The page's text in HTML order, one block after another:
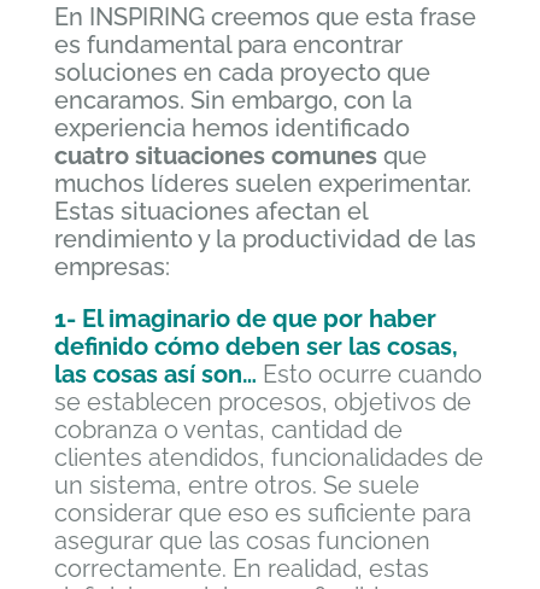
En INSPIRING creemos que esta frase
es fundamental para encontrar
soluciones en cada proyecto que
encaramos. Sin embargo, con la
experiencia hemos identificado
cuatro situaciones comunesque
muchos líderes suelen experimentar.
Estas situaciones afectan el
rendimiento y la productividad de las
empresas:
1- El imaginario de que por haber
definido cómo deben ser las cosas,
las cosas así son… Esto ocurre cuando
se establecen procesos, objetivos de
cobranza o ventas, cantidad de
clientes atendidos, funcionalidades de
un sistema, entre otros. Se suele
considerar que eso es suficiente para
asegurar que las cosas funcionen
correctamente. En realidad, estas